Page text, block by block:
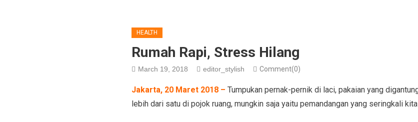
HEALTH
Rumah Rapi, Stress Hilang
March 19, 2018 editor_stylish Comment(0)
Jakarta, 20 Maret 2018 – Tumpukan pernak-pernik di laci, pakaian yang
lebih dari satu di pojok ruang, mungkin saja yaitu pemandangan yang seringkali